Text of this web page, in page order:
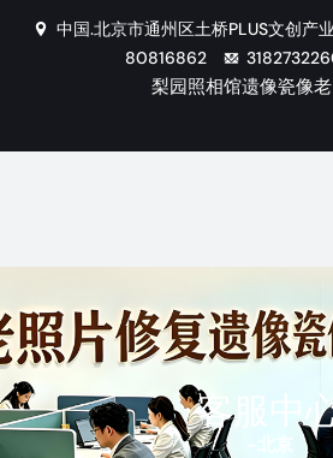
中国.北京市通州区土桥PLUS文创产
80816862
梨园照相馆遗像瓷像
客服中
- 北京